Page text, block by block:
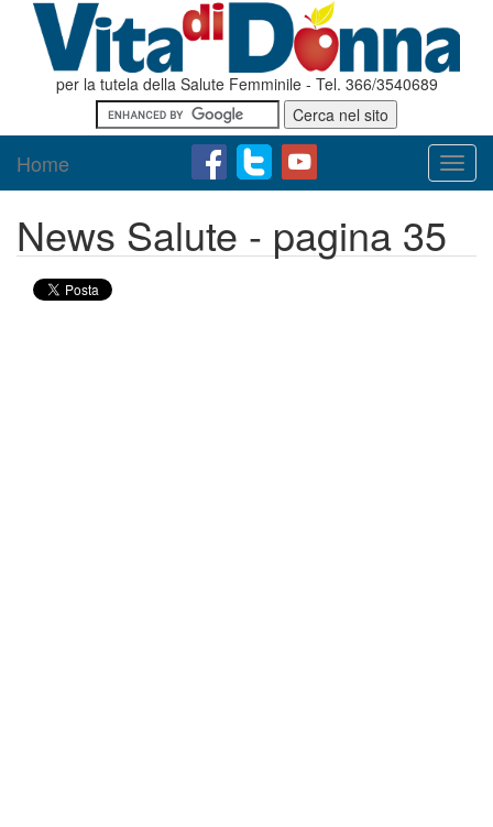
per la tutela della Salute Femminile - Tel. 366/3540689
Home
News Salute - pagina 35